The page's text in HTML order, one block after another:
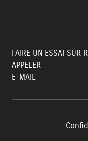
FAIRE UN ESSAI SUR
APPELER
E-MAIL